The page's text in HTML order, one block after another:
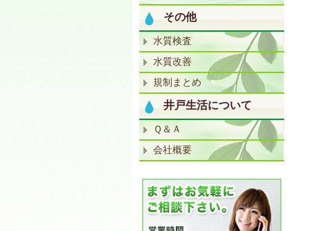
その他
水質検査
水質改善
規制まとめ
井戸生活について
Ｑ＆Ａ
会社概要